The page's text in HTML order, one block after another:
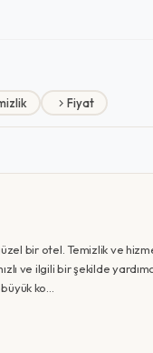
Fiyat
bir otel. Temizlik ve
ve ilgili bir şekilde
ko…